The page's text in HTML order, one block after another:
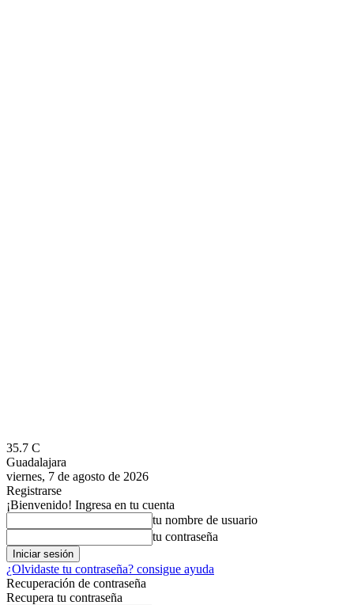
35.7 C
Guadalajara
viernes, 7 de agosto de 2026
Registrarse
¡Bienvenido! Ingresa en tu cuenta
tu nombre de usuario
tu contraseña
¿Olvidaste tu contraseña? consigue ayuda
Recuperación de contraseña
Recupera tu contraseña